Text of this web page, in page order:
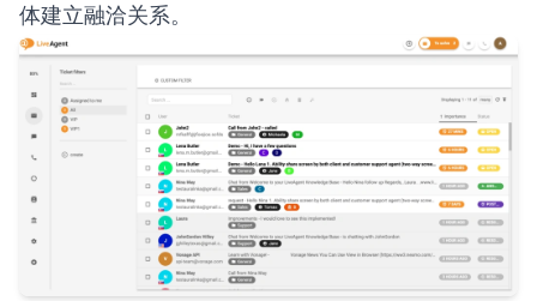
体建立融洽关系。